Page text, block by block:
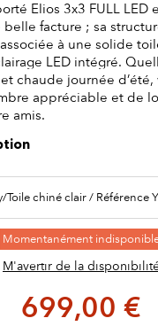
Elios 3x3 FULL LED
facture ; sa
à une solide
LED intégré.
chaude journée d’été,
appréciable et de
amis.
Toile chiné clair / Référence
Momentanément
M'avertir de la
699,00 €